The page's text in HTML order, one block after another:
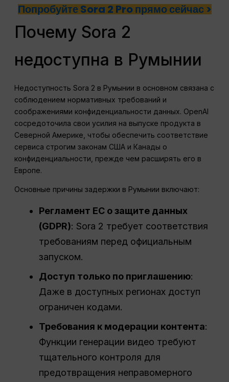
Попробуйте Sora 2 Pro прямо сейчас >
Почему Sora 2
недоступна в Румынии
Недоступность Sora 2 в Румынии в основном связана с
соблюдением нормативных требований и
соображениями конфиденциальности данных. OpenAI
сосредоточила свои усилия на выпуске продукта в
Северной Америке, чтобы обеспечить соответствие
сервиса строгим законам США и Канады о
конфиденциальности, прежде чем расширять его в
Европе.
Основные причины задержки в Румынии включают:
Регламент ЕС о защите данных
(GDPR): Sora 2 требует соответствия
требованиям перед официальным
запуском.
Доступ только по приглашению:
Даже в доступных регионах доступ
ограничен кодами.
Требования к модерации контента:
Функции генерации видео требуют
тщательного контроля для
предотвращения неправомерного